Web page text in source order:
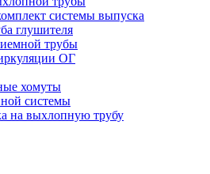
системы выпуска
глушителя
трубы
ОГ
хомуты
системы
на выхлопную трубу